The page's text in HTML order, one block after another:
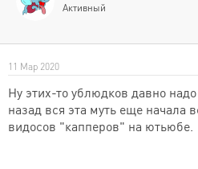
Активный
11 Мар 2020
Ну этих-то ублюдков давно
назад вся эта муть еще начала
видосов "капперов" на ютьюбе.